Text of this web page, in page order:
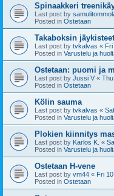
Spinaakkeri
Last post by
Posted in Ostetaan
Takaboksin jäykisteet
Last post by tvkalvas «
Posted in Varustelu ja
Ostetaan: puomi ja
Last post by Jussi V «
Posted in Ostetaan
Kölin sauma
Last post by tvkalvas «
Posted in Varustelu ja
Plokien kiinnitys
Last post by Karlos K. «
Posted in Varustelu ja
Ostetaan H-vene
Last post by vm44 « Fri
Posted in Ostetaan